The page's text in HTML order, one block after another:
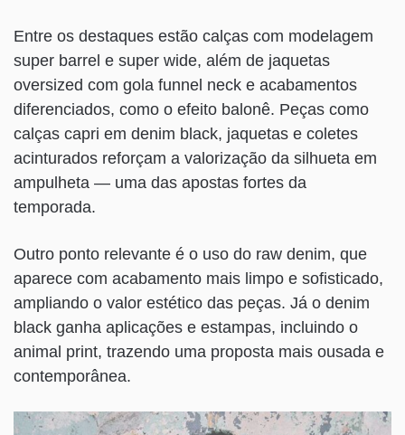
Entre os destaques estão calças com modelagem
super barrel e super wide, além de jaquetas
oversized com gola funnel neck e acabamentos
diferenciados, como o efeito balonê. Peças como
calças capri em denim black, jaquetas e coletes
acinturados reforçam a valorização da silhueta em
ampulheta — uma das apostas fortes da
temporada.
Outro ponto relevante é o uso do raw denim, que
aparece com acabamento mais limpo e sofisticado,
ampliando o valor estético das peças. Já o denim
black ganha aplicações e estampas, incluindo o
animal print, trazendo uma proposta mais ousada e
contemporânea.